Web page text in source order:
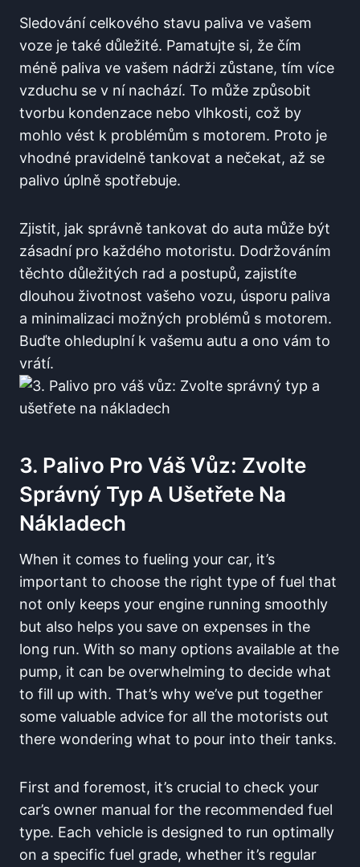
Sledování celkového stavu⁢ paliva ve vašem
voze je také důležité. Pamatujte si,⁣ že čím
méně paliva ve vašem ⁢nádrži zůstane, tím více
vzduchu se⁤ v ní nachází. To může způsobit
tvorbu kondenzace nebo vlhkosti,⁢ což ⁣by
mohlo vést k problémům s motorem. Proto je
vhodné pravidelně tankovat a‍ nečekat, až se
palivo‌ úplně spotřebuje.
Zjistit,⁤ jak správně ⁢tankovat do ​auta může být
zásadní‌ pro každého ‍motoristu.⁤ Dodržováním
těchto důležitých rad a postupů, zajistíte
dlouhou životnost vašeho vozu, úsporu paliva
a minimalizaci možných problémů ‌s motorem.‌
Buďte ohleduplní k vašemu autu a⁣ ono vám to
vrátí.
3. Palivo Pro Váš Vůz: Zvolte
Správný Typ A Ušetřete Na
Nákladech
When it comes to fueling your car, it’s
important to choose the right type of fuel that
not only keeps your engine running smoothly
but also helps ‍you save on expenses in the
long run. With so many options available at the
pump, it can​ be ⁤overwhelming to decide⁣ what
to fill up‍ with. That’s why we’ve put together
some valuable ​advice for all the ⁣motorists out
there wondering what to pour ‍into ‍their tanks.
First‌ and foremost, it’s crucial to check your
car’s owner manual‌ for the⁢ recommended ‌fuel
type. Each vehicle is ‍designed to run optimally
on a specific fuel grade,‌ whether it’s regular